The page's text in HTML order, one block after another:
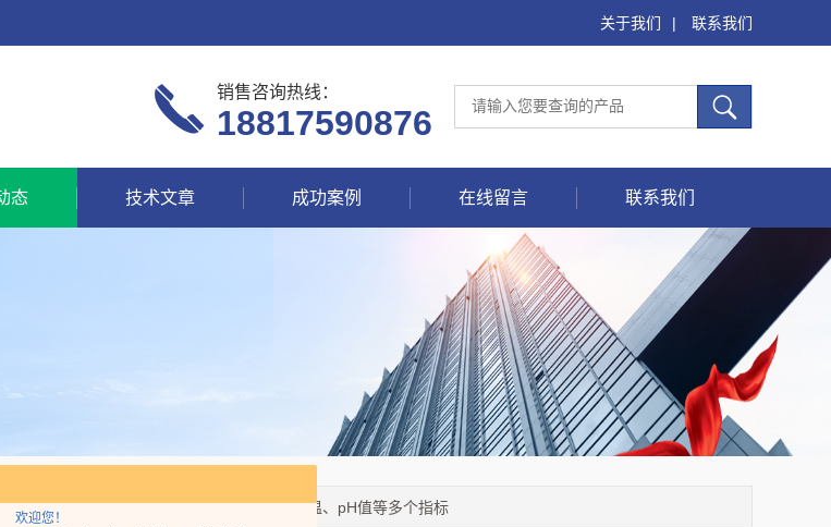
欢迎您！
关于我们 | 联系我们
销售咨询热线：
18817590876
态 技术文章 成功案例 在线留言 联系我们
> 超声波藻类治理监测浮标能够连续监测水温、pH值等多个指标